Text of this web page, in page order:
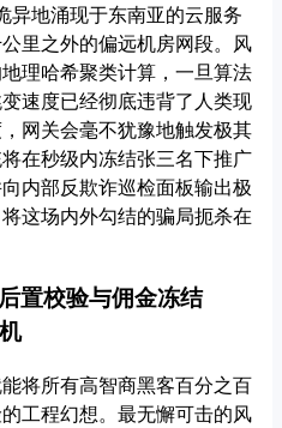
异地涌现于东南亚的云服务
里之外的偏远机房网段。风
理哈希聚类计算，一旦算法
速度已经彻底违背了人类现
网关会毫不犹豫地触发极其
在秒级内冻结张三名下推广
内部反欺诈巡检面板输出极
这场内外勾结的骗局扼杀在
置校验与佣金冻结
将所有高智商黑客百分之百
工程幻想。最无懈可击的风